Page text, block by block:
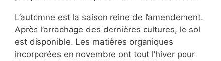
L’automne est la saison reine de l’amendement.
Après l’arrachage des dernières cultures, le sol
est disponible. Les matières organiques
incorporées en novembre ont tout l’hiver pour